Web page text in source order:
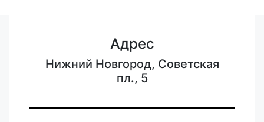
Адрес
Нижний Новгород, Советская
пл., 5